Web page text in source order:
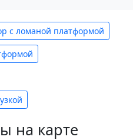
с ломаной платформой
на карте